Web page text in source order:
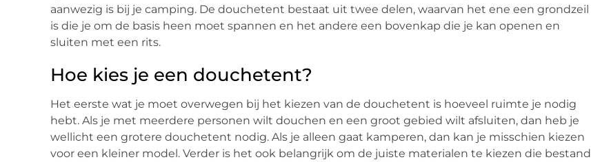
aanwezig is bij je camping. De douchetent bestaat uit twee delen, waarvan het ene een grondzeil
is die je om de basis heen moet spannen en het andere een bovenkap die je kan openen en
sluiten met een rits.
Hoe kies je een douchetent?
Het eerste wat je moet overwegen bij het kiezen van de douchetent is hoeveel ruimte je nodig
hebt. Als je met meerdere personen wilt douchen en een groot gebied wilt afsluiten, dan heb je
wellicht een grotere douchetent nodig. Als je alleen gaat kamperen, dan kan je misschien kiezen
voor een kleiner model. Verder is het ook belangrijk om de juiste materialen te kiezen die bestand